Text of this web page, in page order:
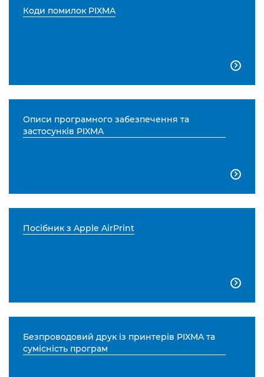
Коди помилок PIXMA

Описи програмного забезпечення та
застосунків PIXMA

Посібник з Apple AirPrint

Безпроводовий друк із принтерів PIXMA та
сумісність програм